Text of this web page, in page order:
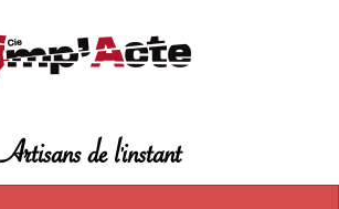
Artisans de l'instant